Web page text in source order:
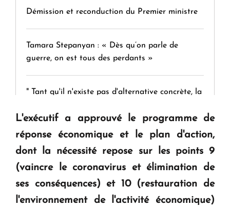
Démission et reconduction du Premier ministre
Tamara Stepanyan : « Dès qu’on parle de
guerre, on est tous des perdants »
" Tant qu'il n'existe pas d'alternative concrète, la
KASA : 30 ans d'audace, de résilience et d'avenir
en Arménie
Le premier hôtel Hyatt Regency d'Arménie
ouvrira ses portes à Dilijan
L'exécutif a approuvé le programme de
réponse économique et le plan d'action,
dont la nécessité repose sur les points 9
(vaincre le coronavirus et élimination de
ses conséquences) et 10 (restauration de
l'environnement de l'activité économique)